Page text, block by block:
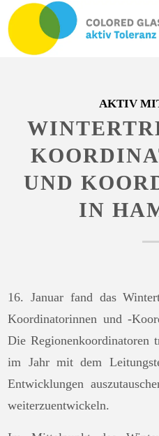
AKTIV
UND
IN
16. Januar fand das
Koordinatorinnen und -
Die
im Jahr mit dem
Entwicklungen
weiterzuentwickeln.